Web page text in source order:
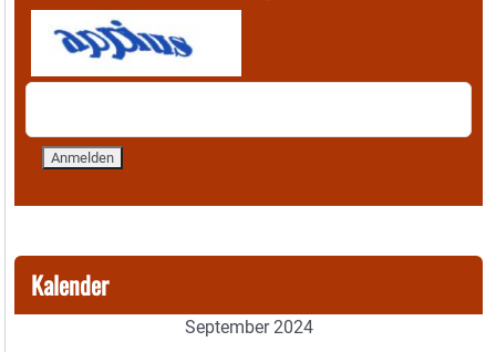
Kalender
September 2024